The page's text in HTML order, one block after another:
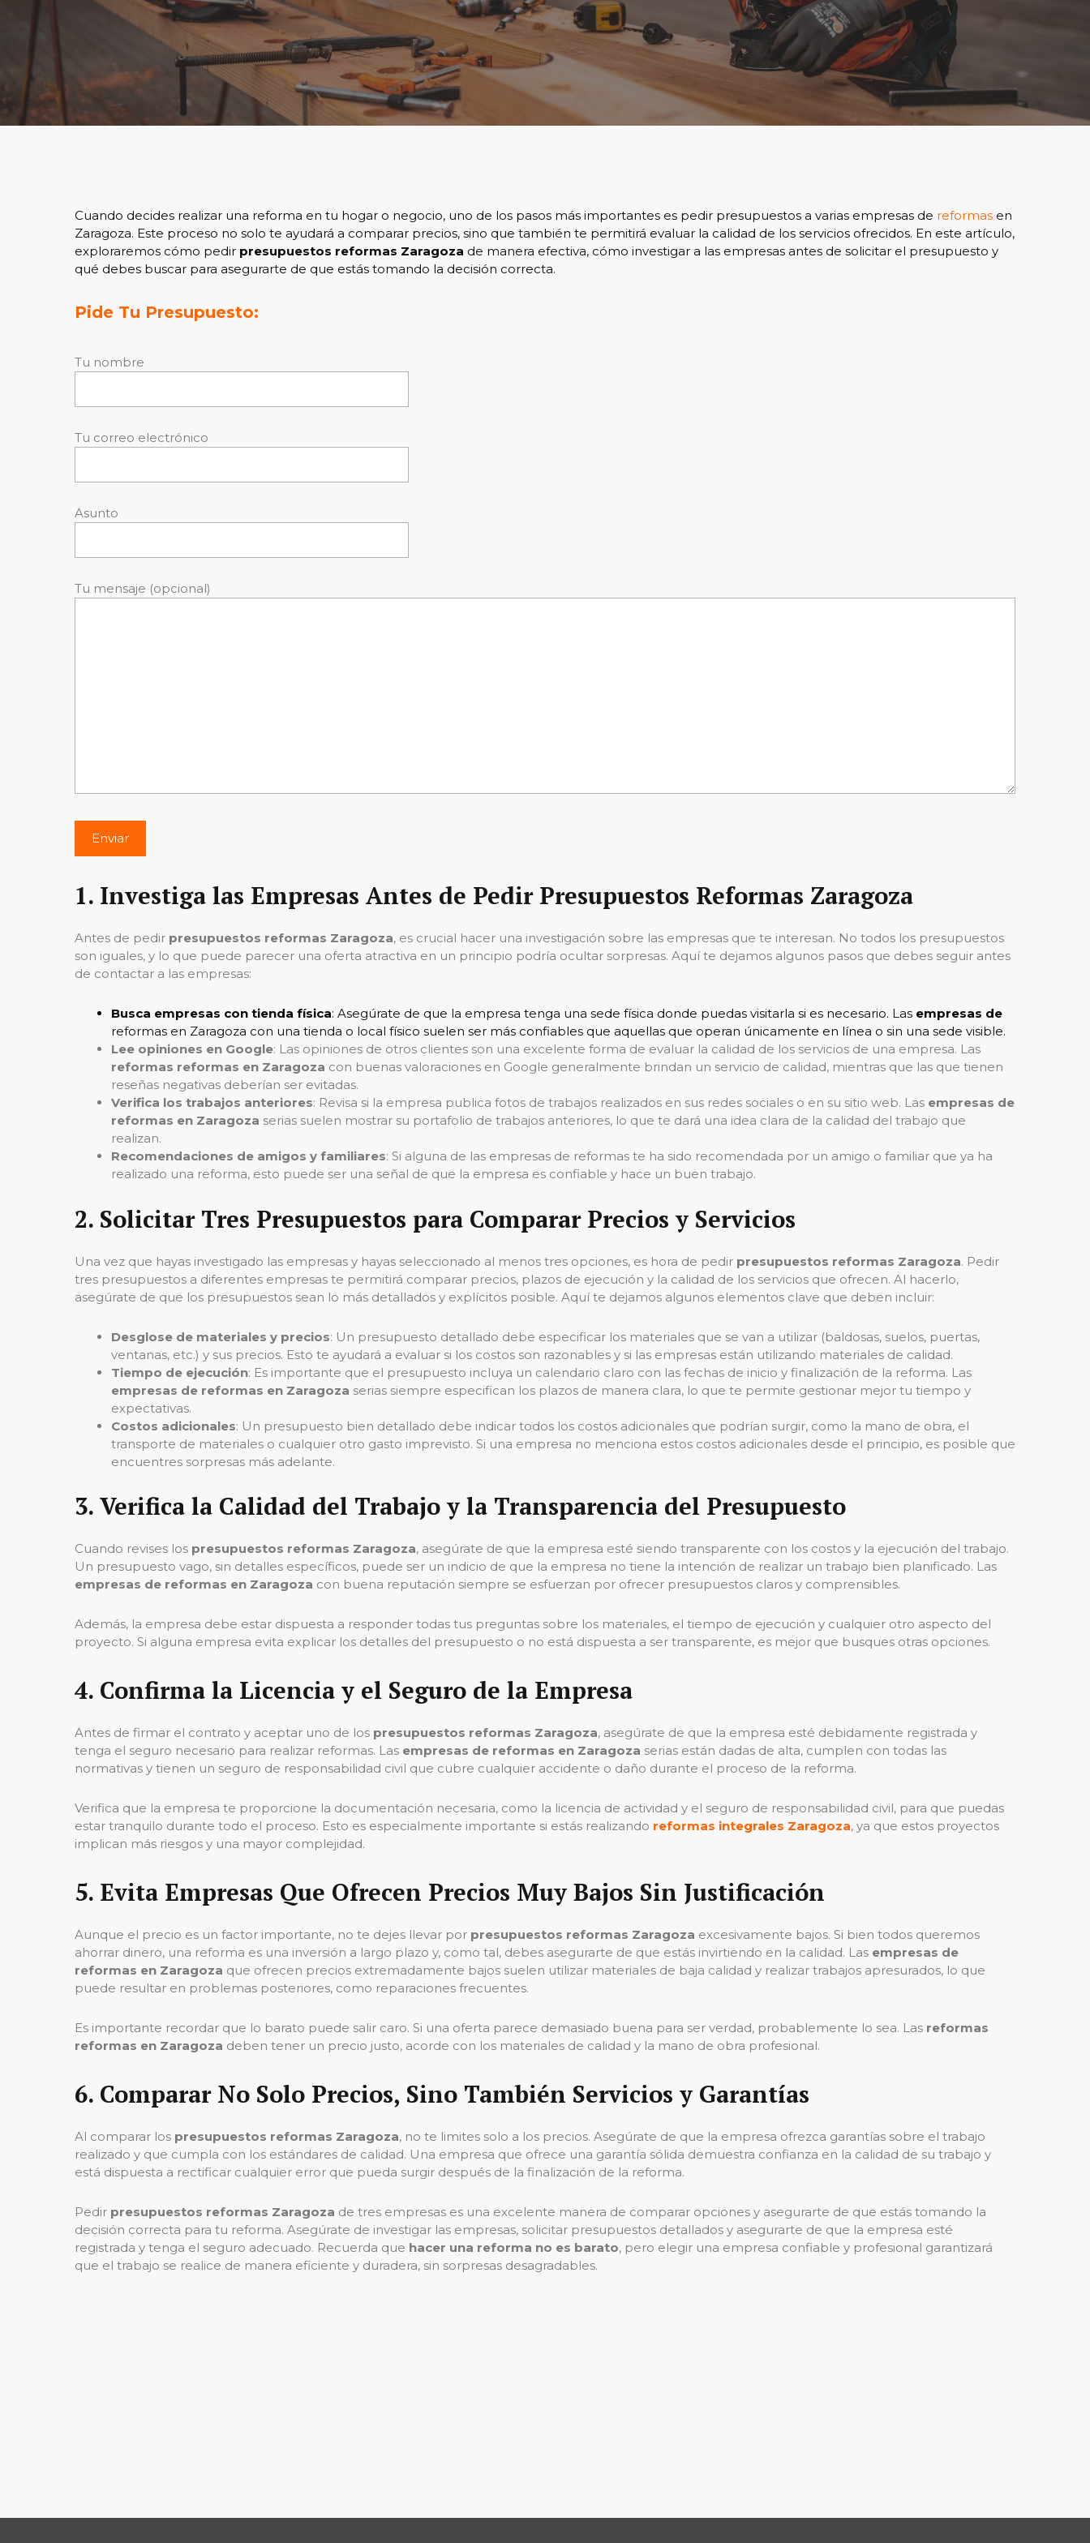
Cuando decides realizar una reforma en tu hogar o negocio, uno de los pasos más importantes es pedir presupuestos a varias empresas de reformas en
Zaragoza. Este proceso no solo te ayudará a comparar precios, sino que también te permitirá evaluar la calidad de los servicios ofrecidos. En este artículo,
exploraremos cómo pedir presupuestos reformas Zaragoza de manera efectiva, cómo investigar a las empresas antes de solicitar el presupuesto y
qué debes buscar para asegurarte de que estás tomando la decisión correcta.
Pide Tu Presupuesto:
Tu nombre
Tu correo electrónico
Asunto
Tu mensaje (opcional)
1. Investiga las Empresas Antes de Pedir Presupuestos Reformas Zaragoza
Antes de pedir presupuestos reformas Zaragoza, es crucial hacer una investigación sobre las empresas que te interesan. No todos los presupuestos
son iguales, y lo que puede parecer una oferta atractiva en un principio podría ocultar sorpresas. Aquí te dejamos algunos pasos que debes seguir antes
de contactar a las empresas:
Busca empresas con tienda física: Asegúrate de que la empresa tenga una sede física donde puedas visitarla si es necesario. Las empresas de
reformas en Zaragoza con una tienda o local físico suelen ser más confiables que aquellas que operan únicamente en línea o sin una sede visible.
Lee opiniones en Google: Las opiniones de otros clientes son una excelente forma de evaluar la calidad de los servicios de una empresa. Las
reformas reformas en Zaragoza con buenas valoraciones en Google generalmente brindan un servicio de calidad, mientras que las que tienen
reseñas negativas deberían ser evitadas.
Verifica los trabajos anteriores: Revisa si la empresa publica fotos de trabajos realizados en sus redes sociales o en su sitio web. Las empresas de
reformas en Zaragoza serias suelen mostrar su portafolio de trabajos anteriores, lo que te dará una idea clara de la calidad del trabajo que
realizan.
Recomendaciones de amigos y familiares: Si alguna de las empresas de reformas te ha sido recomendada por un amigo o familiar que ya ha
realizado una reforma, esto puede ser una señal de que la empresa es confiable y hace un buen trabajo.
2. Solicitar Tres Presupuestos para Comparar Precios y Servicios
Una vez que hayas investigado las empresas y hayas seleccionado al menos tres opciones, es hora de pedir presupuestos reformas Zaragoza. Pedir
tres presupuestos a diferentes empresas te permitirá comparar precios, plazos de ejecución y la calidad de los servicios que ofrecen. Al hacerlo,
asegúrate de que los presupuestos sean lo más detallados y explícitos posible. Aquí te dejamos algunos elementos clave que deben incluir:
Desglose de materiales y precios: Un presupuesto detallado debe especificar los materiales que se van a utilizar (baldosas, suelos, puertas,
ventanas, etc.) y sus precios. Esto te ayudará a evaluar si los costos son razonables y si las empresas están utilizando materiales de calidad.
Tiempo de ejecución: Es importante que el presupuesto incluya un calendario claro con las fechas de inicio y finalización de la reforma. Las
empresas de reformas en Zaragoza serias siempre especifican los plazos de manera clara, lo que te permite gestionar mejor tu tiempo y
expectativas.
Costos adicionales: Un presupuesto bien detallado debe indicar todos los costos adicionales que podrían surgir, como la mano de obra, el
transporte de materiales o cualquier otro gasto imprevisto. Si una empresa no menciona estos costos adicionales desde el principio, es posible que
encuentres sorpresas más adelante.
3. Verifica la Calidad del Trabajo y la Transparencia del Presupuesto
Cuando revises los presupuestos reformas Zaragoza, asegúrate de que la empresa esté siendo transparente con los costos y la ejecución del trabajo.
Un presupuesto vago, sin detalles específicos, puede ser un indicio de que la empresa no tiene la intención de realizar un trabajo bien planificado. Las
empresas de reformas en Zaragoza con buena reputación siempre se esfuerzan por ofrecer presupuestos claros y comprensibles.
Además, la empresa debe estar dispuesta a responder todas tus preguntas sobre los materiales, el tiempo de ejecución y cualquier otro aspecto del
proyecto. Si alguna empresa evita explicar los detalles del presupuesto o no está dispuesta a ser transparente, es mejor que busques otras opciones.
4. Confirma la Licencia y el Seguro de la Empresa
Antes de firmar el contrato y aceptar uno de los presupuestos reformas Zaragoza, asegúrate de que la empresa esté debidamente registrada y
tenga el seguro necesario para realizar reformas. Las empresas de reformas en Zaragoza serias están dadas de alta, cumplen con todas las
normativas y tienen un seguro de responsabilidad civil que cubre cualquier accidente o daño durante el proceso de la reforma.
Verifica que la empresa te proporcione la documentación necesaria, como la licencia de actividad y el seguro de responsabilidad civil, para que puedas
estar tranquilo durante todo el proceso. Esto es especialmente importante si estás realizando reformas integrales Zaragoza, ya que estos proyectos
implican más riesgos y una mayor complejidad.
5. Evita Empresas Que Ofrecen Precios Muy Bajos Sin Justificación
Aunque el precio es un factor importante, no te dejes llevar por presupuestos reformas Zaragoza excesivamente bajos. Si bien todos queremos
ahorrar dinero, una reforma es una inversión a largo plazo y, como tal, debes asegurarte de que estás invirtiendo en la calidad. Las empresas de
reformas en Zaragoza que ofrecen precios extremadamente bajos suelen utilizar materiales de baja calidad y realizar trabajos apresurados, lo que
puede resultar en problemas posteriores, como reparaciones frecuentes.
Es importante recordar que lo barato puede salir caro. Si una oferta parece demasiado buena para ser verdad, probablemente lo sea. Las reformas
reformas en Zaragoza deben tener un precio justo, acorde con los materiales de calidad y la mano de obra profesional.
6. Comparar No Solo Precios, Sino También Servicios y Garantías
Al comparar los presupuestos reformas Zaragoza, no te limites solo a los precios. Asegúrate de que la empresa ofrezca garantías sobre el trabajo
realizado y que cumpla con los estándares de calidad. Una empresa que ofrece una garantía sólida demuestra confianza en la calidad de su trabajo y
está dispuesta a rectificar cualquier error que pueda surgir después de la finalización de la reforma.
Pedir presupuestos reformas Zaragoza de tres empresas es una excelente manera de comparar opciones y asegurarte de que estás tomando la
decisión correcta para tu reforma. Asegúrate de investigar las empresas, solicitar presupuestos detallados y asegurarte de que la empresa esté
registrada y tenga el seguro adecuado. Recuerda que hacer una reforma no es barato, pero elegir una empresa confiable y profesional garantizará
que el trabajo se realice de manera eficiente y duradera, sin sorpresas desagradables.